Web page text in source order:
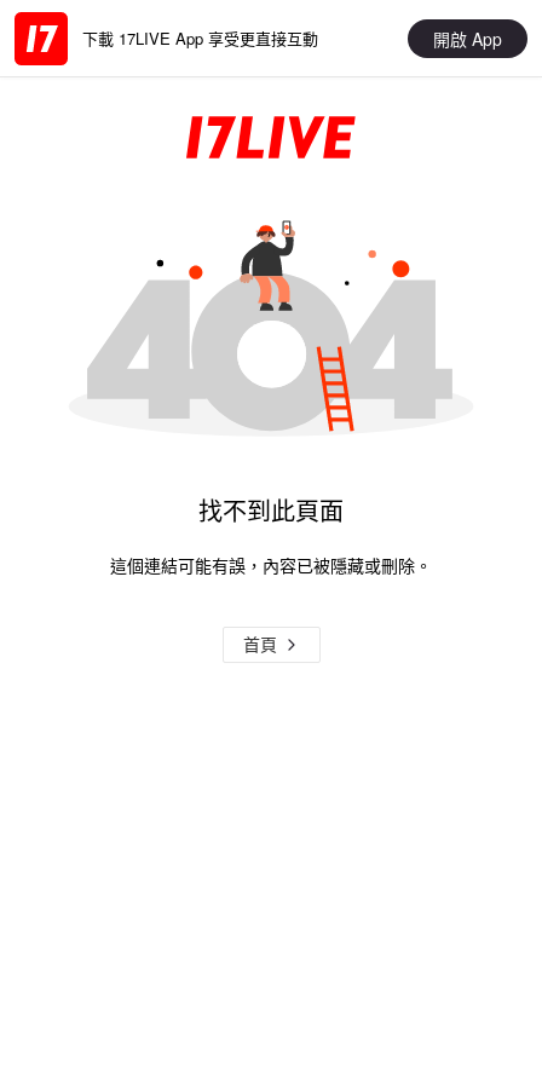
下載 17LIVE App 享受更直接互動 開啟 App
找不到此頁面
這個連結可能有誤，內容已被隱藏或刪除。
首頁